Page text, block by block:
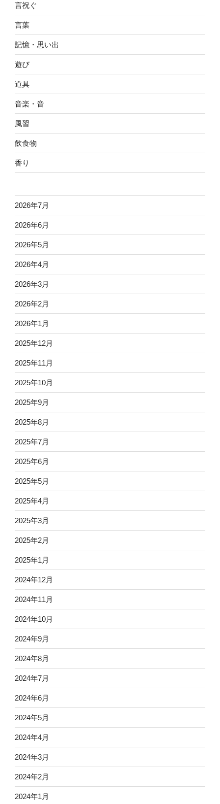
言祝ぐ
言葉
記憶・思い出
遊び
道具
音楽・音
風習
飲食物
香り
2026年7月
2026年6月
2026年5月
2026年4月
2026年3月
2026年2月
2026年1月
2025年12月
2025年11月
2025年10月
2025年9月
2025年8月
2025年7月
2025年6月
2025年5月
2025年4月
2025年3月
2025年2月
2025年1月
2024年12月
2024年11月
2024年10月
2024年9月
2024年8月
2024年7月
2024年6月
2024年5月
2024年4月
2024年3月
2024年2月
2024年1月